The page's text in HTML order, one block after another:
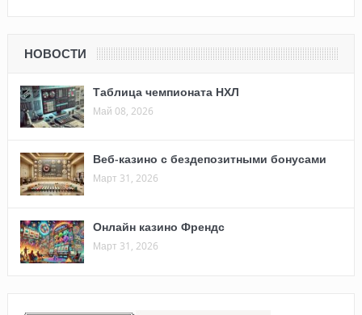
НОВОСТИ
Таблица чемпионата НХЛ
Май 08, 2026
Веб-казино с бездепозитными бонусами
Март 31, 2026
Онлайн казино Френдс
Март 31, 2026